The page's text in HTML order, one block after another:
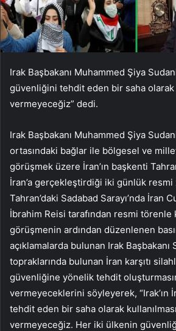
Irak Başbakanı Muhammed Şiya Sudani,
güvenliğini tehdit eden bir saha olarak
vermeyeceğiz” dedi.
Irak Başbakanı Muhammed Şiya
ortasındaki bağlar ile bölgesel ve
görüşmek üzere İran’ın başkenti
İran’a gerçekleştirdiği iki günlük resmi
Tahran’daki Sadabad Sarayı’nda İran
İbrahim Reisi tarafından resmi törenle
görüşmenin ardından düzenlenen
açıklamalarda bulunan Irak
topraklarında bulunan İran karşıtı
güvenliğine yönelik tehdit
vermeyeceklerini söyleyerek, “Irak’ın
tehdit eden bir saha olarak
vermeyeceğiz. Her iki ülkenin